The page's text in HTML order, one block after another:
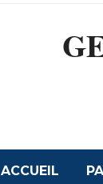
ACCUEIL